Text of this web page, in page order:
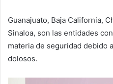
Guanajuato, Baja California,
Sinaloa, son las entidades
materia de seguridad debido
dolosos.